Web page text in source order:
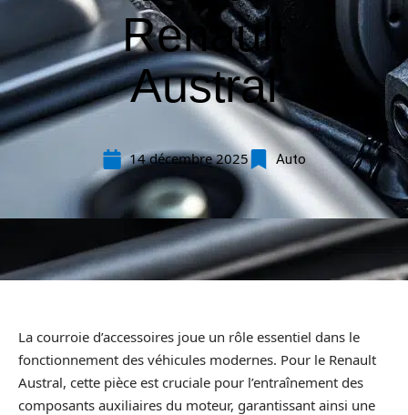
Renault
Austral
14 décembre 2025 Auto
La courroie d’accessoires joue un rôle essentiel dans le
fonctionnement des véhicules modernes. Pour le Renault
Austral, cette pièce est cruciale pour l’entraînement des
composants auxiliaires du moteur, garantissant ainsi une